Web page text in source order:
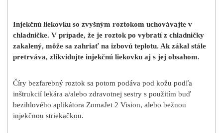
Injekčnú liekovku so zvyšným roztokom uchovávajte v
chladničke. V prípade, že je roztok po vybratí z chladničky
zakalený, môže sa zahriať na izbovú teplotu. Ak zákal stále
pretrváva, zlikvidujte injekčnú liekovku aj s jej obsahom.
Číry bezfarebný roztok sa potom podáva pod kožu podľa
inštrukcií lekára a/alebo zdravotnej sestry s použitím buď
bezihlového aplikátora ZomaJet 2 Vision, alebo bežnou
injekčnou striekačkou.